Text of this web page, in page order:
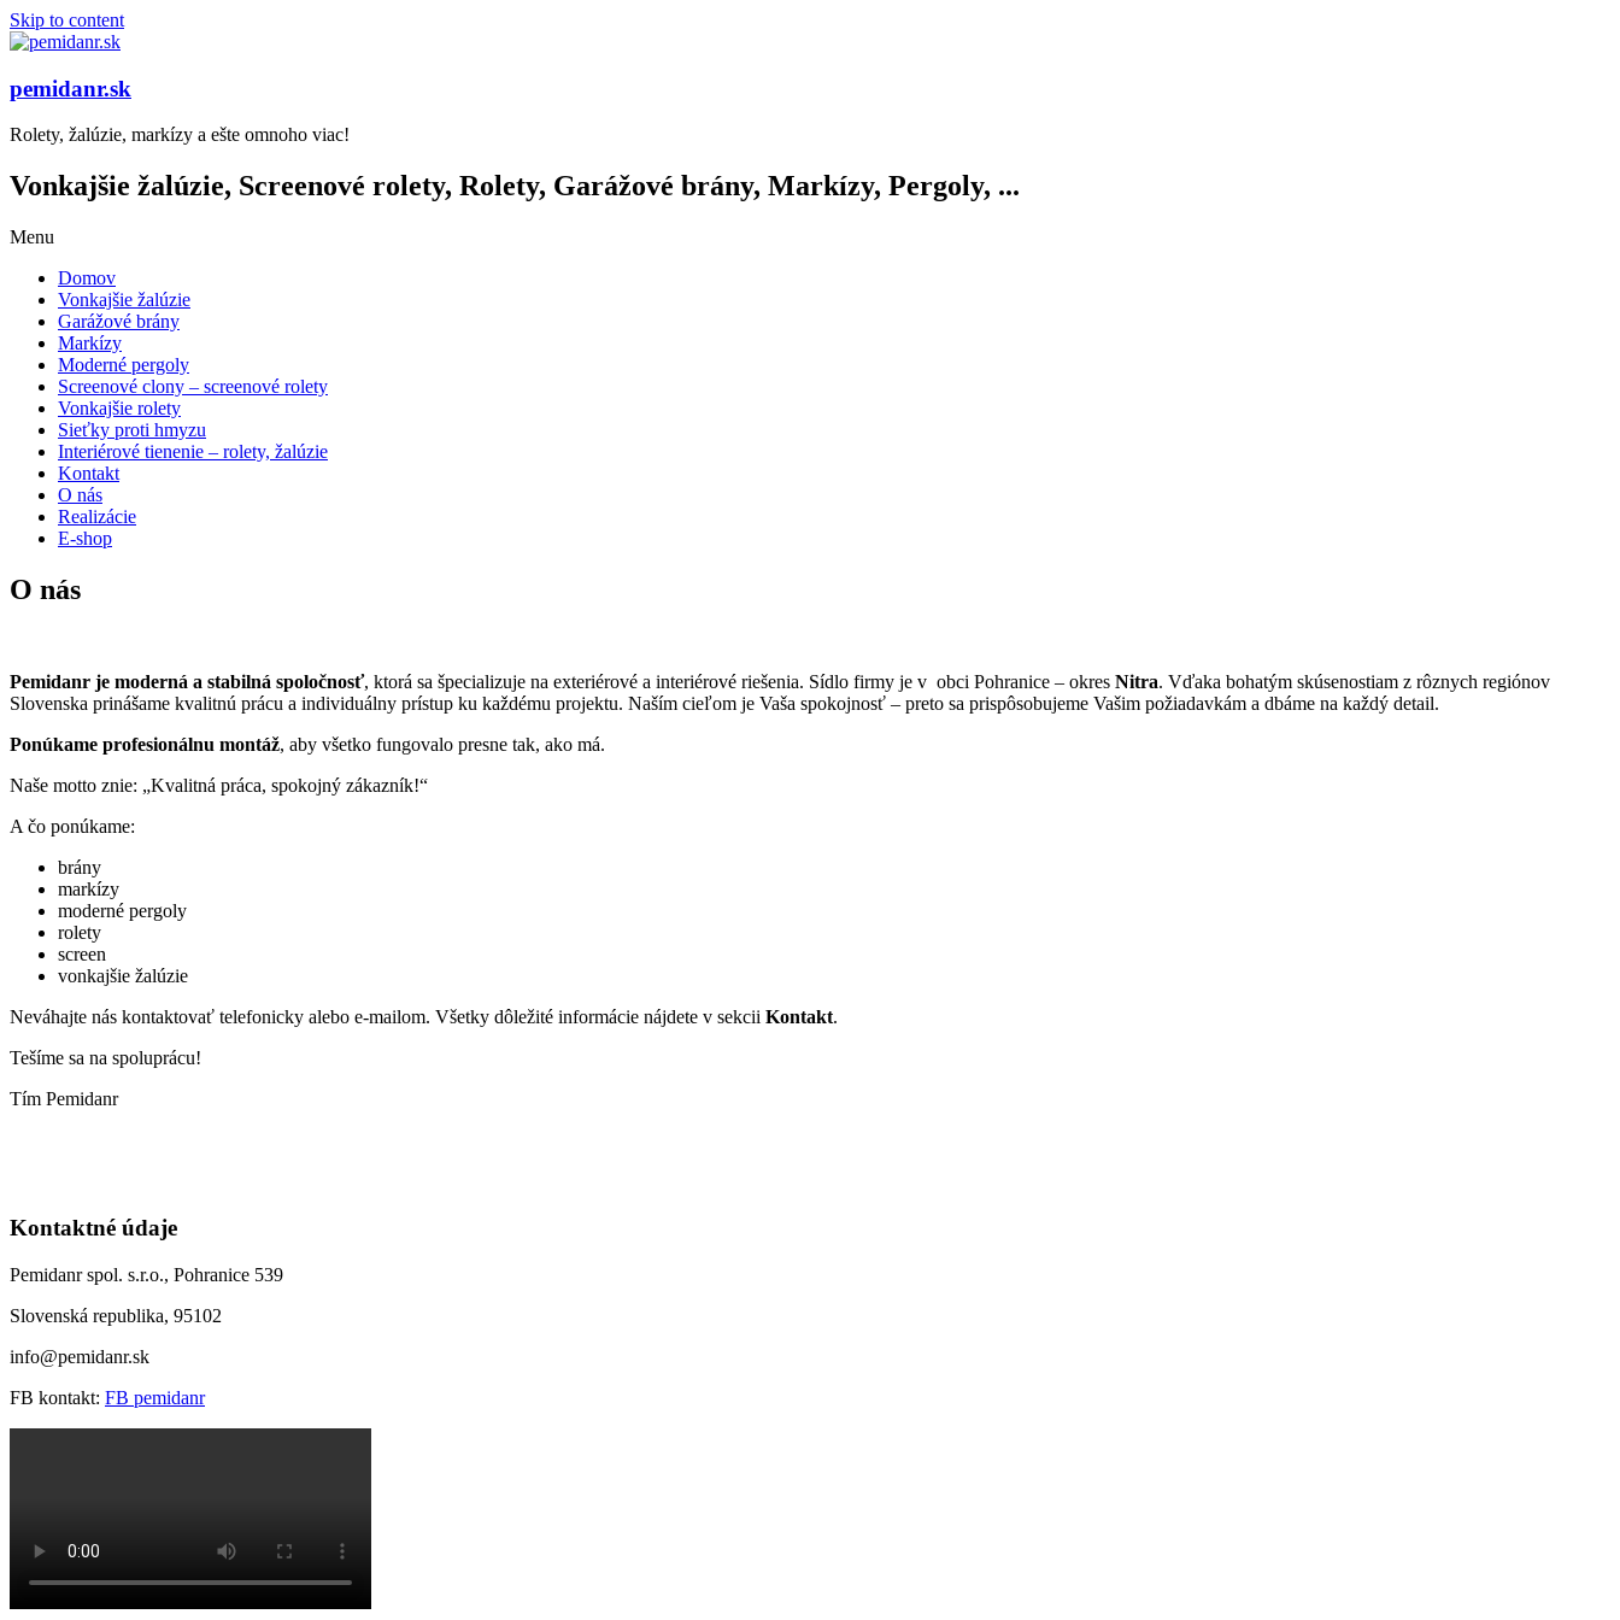
Skip to content
pemidanr.sk
Rolety, žalúzie, markízy a ešte omnoho viac!
Vonkajšie žalúzie, Screenové rolety, Rolety, Garážové brány, Markízy, Pergoly, ...
Menu
Domov
Vonkajšie žalúzie
Garážové brány
Markízy
Moderné pergoly
Screenové clony – screenové rolety
Vonkajšie rolety
Sieťky proti hmyzu
Interiérové tienenie – rolety, žalúzie
Kontakt
O nás
Realizácie
E-shop
O nás
Pemidanr je moderná a stabilná spoločnosť, ktorá sa špecializuje na exteriérové a interiérové riešenia. Sídlo firmy je v obci Pohranice – okres Nitra. Vďaka bohatým skúsenostiam z rôznych regiónov
Slovenska prinášame kvalitnú prácu a individuálny prístup ku každému projektu. Naším cieľom je Vaša spokojnosť – preto sa prispôsobujeme Vašim požiadavkám a dbáme na každý detail.
Ponúkame profesionálnu montáž, aby všetko fungovalo presne tak, ako má.
Naše motto znie: „Kvalitná práca, spokojný zákazník!“
A čo ponúkame:
brány
markízy
moderné pergoly
rolety
screen
vonkajšie žalúzie
Neváhajte nás kontaktovať telefonicky alebo e-mailom. Všetky dôležité informácie nájdete v sekcii Kontakt.
Tešíme sa na spoluprácu!
Tím Pemidanr
Kontaktné údaje
Pemidanr spol. s.r.o., Pohranice 539
Slovenská republika, 95102
info@pemidanr.sk
FB kontakt: FB pemidanr